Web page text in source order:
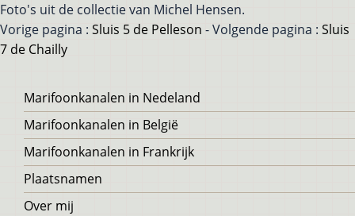
Foto's uit de collectie van Michel Hensen.
Vorige pagina : Sluis 5 de Pelleson - Volgende pagina : Sluis
7 de Chailly
Voet
Marifoonkanalen in Nedeland
Marifoonkanalen in België
Marifoonkanalen in Frankrijk
Plaatsnamen
Over mij